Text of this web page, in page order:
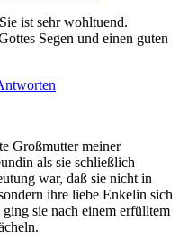
ist sehr wohltuend.
Segen und einen guten
Großmutter meiner
als sie schließlich
war, daß sie nicht in
ihre liebe Enkelin sich
sie nach einem erfülltem